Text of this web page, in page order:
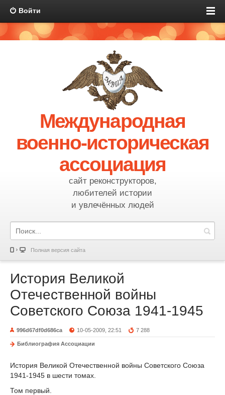
Войти
Международная
военно-историческая
ассоциация
сайт реконструкторов,
любителей истории
и увлечённых людей
Полная версия сайта
История Великой
Отечественной войны
Советского Союза 1941-1945
996d67df0d686ca 10-05-2009, 22:51 7 288
Библиография Ассоциации
История Великой Отечественной войны Советского Союза
1941-1945 в шести томах.
Том первый.